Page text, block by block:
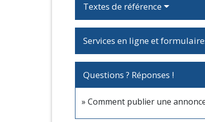
Textes de référence
Services en ligne et
Questions ? Réponses !
Comment publier une